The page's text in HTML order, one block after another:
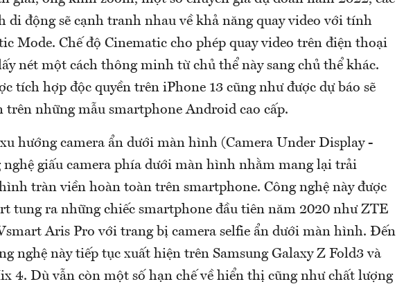
di động sẽ cạnh tranh nhau về khả năng quay video với tính
Mode. Chế độ Cinematic cho phép quay video trên điện thoại
nét một cách thông minh từ chủ thể này sang chủ thể khác.
tích hợp độc quyền trên iPhone 13 cũng như được dự báo sẽ
trên những mẫu smartphone Android cao cấp.
hướng camera ẩn dưới màn hình (Camera Under Display -
nghệ giấu camera phía dưới màn hình nhằm mang lại trải
tràn viền hoàn toàn trên smartphone. Công nghệ này được
tung ra những chiếc smartphone đầu tiên năm 2020 như ZTE
Aris Pro với trang bị camera selfie ẩn dưới màn hình. Đến
nghệ này tiếp tục xuất hiện trên Samsung Galaxy Z Fold3 và
4. Dù vẫn còn một số hạn chế về hiển thị cũng như chất lượng